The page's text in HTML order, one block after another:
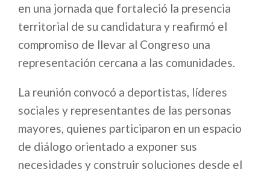
en una jornada que fortaleció la presencia
territorial de su candidatura y reafirmó el
compromiso de llevar al Congreso una
representación cercana a las comunidades.
La reunión convocó a deportistas, líderes
sociales y representantes de las personas
mayores, quienes participaron en un espacio
de diálogo orientado a exponer sus
necesidades y construir soluciones desde el